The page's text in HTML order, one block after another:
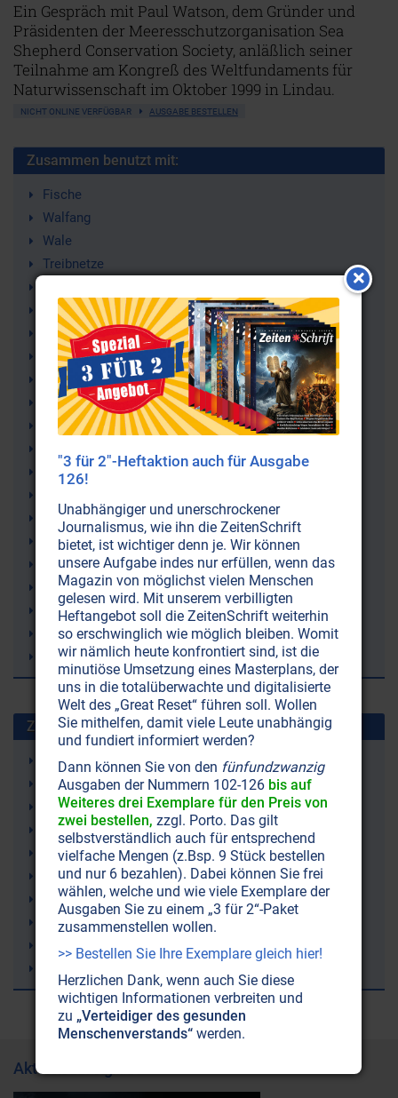
Ein Gespräch mit Paul Watson, dem Gründer und
Präsidenten der Meeresschutzorganisation Sea
Shepherd Conservation Society, anläßlich seiner
Teilnahme am Kongreß des Weltfundaments für
Naturwissenschaft im Oktober 1999 in Lindau.
NICHT ONLINE VERFÜGBAR AUSGABE BESTELLEN
Zusammen benutzt mit:
Fische
Walfang
Wale
Treibnetze
Tiere
Sierra
Sea Shepherd Conservation Society
Paul Watson
Ozeane
Ökologie
Meere
Greenpeace
Delphine
Paul Spong
Umweltschutz
Umweltschutzorganisationen
World Wildlife Fund
World Wildlife Fund WWF
Zuletzt gesuchte Stichworte
Strahlenschutz
Just Nuisance (ein Hund)
Leukämie
9/11 (11. September 2001)
Erde
Atomenergie
Sergej N. Lazarev
Fibromyalgie (Weichteilrheuma)
Wettermanipulation (Geoengineering)
Aktuelle Ausgabe
"3 für 2"-Heftaktion auch für Ausgabe
126!
Unabhängiger und unerschrockener
Journalismus, wie ihn die ZeitenSchrift
bietet, ist wichtiger denn je. Wir können
unsere Aufgabe indes nur erfüllen, wenn das
Magazin von möglichst vielen Menschen
gelesen wird. Mit unserem verbilligten
Heftangebot soll die ZeitenSchrift weiterhin
so erschwinglich wie möglich bleiben. Womit
wir nämlich heute konfrontiert sind, ist die
minutiöse Umsetzung eines Masterplans, der
uns in die totalüberwachte und digitalisierte
Welt des „Great Reset“ führen soll. Wollen
Sie mithelfen, damit viele Leute unabhängig
und fundiert informiert werden?
Dann können Sie von den fünfundzwanzig
Ausgaben der Nummern 102-126 bis auf
Weiteres drei Exemplare für den Preis von
zwei bestellen, zzgl. Porto. Das gilt
selbstverständlich auch für entsprechend
vielfache Mengen (z.Bsp. 9 Stück bestellen
und nur 6 bezahlen). Dabei können Sie frei
wählen, welche und wie viele Exemplare der
Ausgaben Sie zu einem „3 für 2“-Paket
zusammenstellen wollen.
>> Bestellen Sie Ihre Exemplare gleich hier!
Herzlichen Dank, wenn auch Sie diese
wichtigen Informationen verbreiten und
zu „Verteidiger des gesunden
Menschenverstands“ werden.